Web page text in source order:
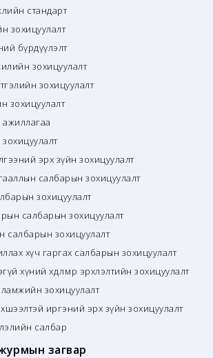
стандарт
зохицуулалт
бүрдүүлэлт
зохицуулалт
зохицуулалт
зохицуулалт
эрх зүйн зохицуулалт
салбарын зохицуулалт
зохицуулалт
салбарын зохицуулалт
салбарын зохицуулалт
хүч гаргах салбарын зохицуулалт
хүний хөдөлмөр эрхлэлтийн зохицуулалт
зохицуулалт
иргэний эрх зүйн зохицуулалт
салбар
загвар